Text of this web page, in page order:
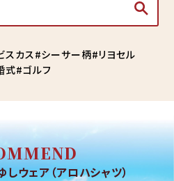
スカス シーサー柄 リヨセル
式 ゴルフ
ウェア（アロハシャツ）